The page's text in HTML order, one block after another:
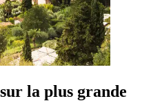
la plus grande